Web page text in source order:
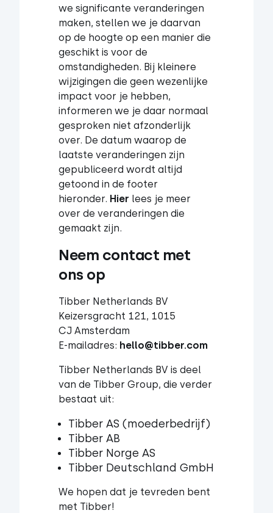
we significante veranderingen
maken, stellen we je daarvan
op de hoogte op een manier die
geschikt is voor de
omstandigheden. Bij kleinere
wijzigingen die geen wezenlijke
impact voor je hebben,
informeren we je daar normaal
gesproken niet afzonderlijk
over. De datum waarop de
laatste veranderingen zijn
gepubliceerd wordt altijd
getoond in de footer
hieronder. Hier lees je meer
over de veranderingen die
gemaakt zijn.
Neem contact met
ons op
Keizersgracht 121, 1015
CJ Amsterdam
E-mailadres: hello@tibber.com
Tibber Netherlands BV is deel
van de Tibber Group, die verder
bestaat uit:
Tibber AS (moederbedrijf)
Tibber AB
Tibber Norge AS
Tibber Deutschland GmbH
We hopen dat je tevreden bent
met Tibber!